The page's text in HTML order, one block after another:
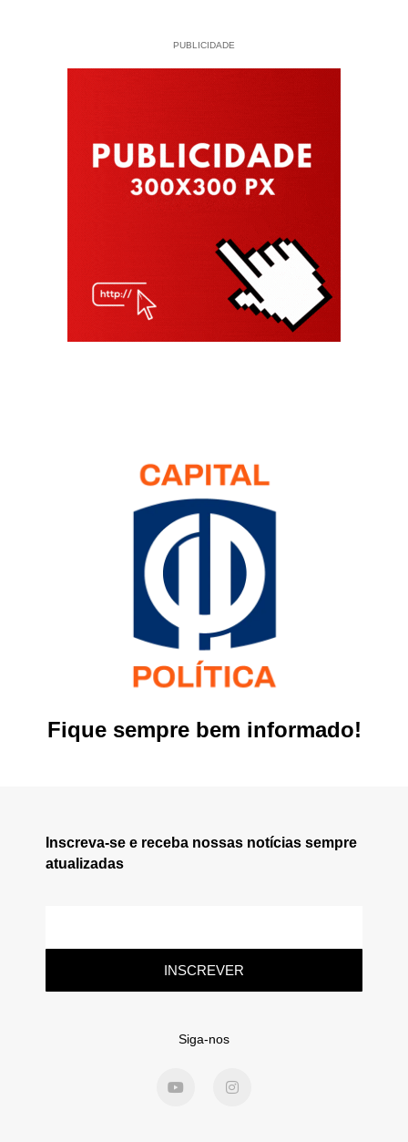
PUBLICIDADE
Fique sempre bem informado!
Inscreva-se e receba nossas notícias sempre
atualizadas
INSCREVER
Siga-nos